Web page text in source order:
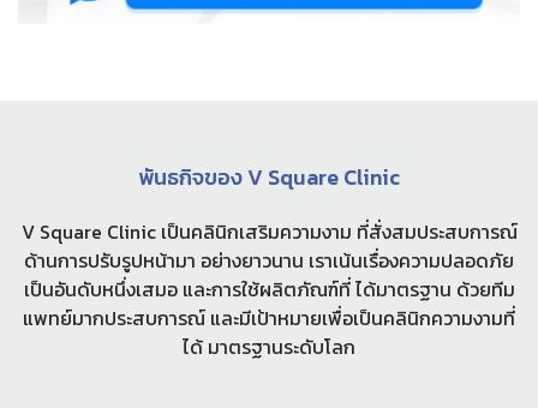
พันธกิจของ V Square Clinic
V Square Clinic เป็นคลินิกเสริมความงาม ที่สั่งสมประสบการณ์
ด้านการปรับรูปหน้ามา อย่างยาวนาน เราเน้นเรื่องความปลอดภัย
เป็นอันดับหนึ่งเสมอ และการใช้ผลิตภัณฑ์ที่ ได้มาตรฐาน ด้วยทีม
แพทย์มากประสบการณ์ และมีเป้าหมายเพื่อเป็นคลินิกความงามที่
ได้ มาตรฐานระดับโลก